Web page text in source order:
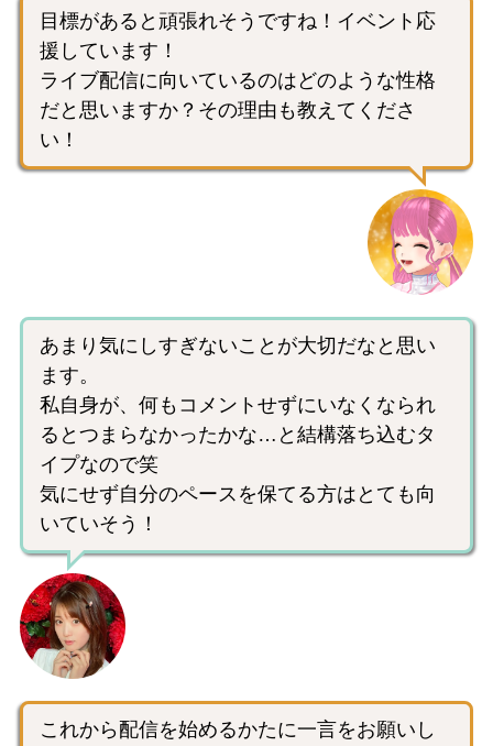
目標があると頑張れそうですね！イベント応
援しています！
ライブ配信に向いているのはどのような性格
だと思いますか？その理由も教えてくださ
い！
あまり気にしすぎないことが大切だなと思い
ます。
私自身が、何もコメントせずにいなくなられ
るとつまらなかったかな…と結構落ち込むタ
イプなので笑
気にせず自分のペースを保てる方はとても向
いていそう！
これから配信を始めるかたに一言をお願いし